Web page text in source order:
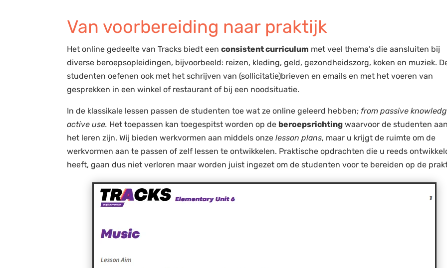
Van voorbereiding naar praktijk
Het online gedeelte van Tracks biedt eenconsistent curriculum met veel thema’s die aansluiten bij
diverse beroepsopleidingen, bijvoorbeeld: reizen, kleding, geld, gezondheidszorg, koken en muziek.
studenten oefenen ook met het schrijven van (sollicitatie)brieven en emails en met het voeren van
gesprekken in een winkel of restaurant of bij een noodsituatie.
In de klassikale lessen passen de studenten toe wat ze online geleerd hebben; from passive
active use. Het toepassen kan toegespitst worden op de beroepsrichting waarvoor de studenten aan
het leren zijn. Wij bieden werkvormen aan middels onzelesson plans, maar u krijgt de ruimte om de
werkvormen aan te passen of zelf lessen te ontwikkelen. Praktische opdrachten die u reeds
heeft, gaan dus niet verloren maar worden juist ingezet om de studenten voor te bereiden op de